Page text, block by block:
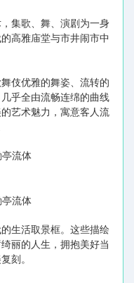
集歌、舞、演剧为一身
高雅庙堂与市井闹市中
伎优雅的舞姿、流转的
乎全由流畅连绵的曲线
艺术魅力，寓意客人流
生活取景框。这些描绘
丽的人生，拥抱美好当
刻。